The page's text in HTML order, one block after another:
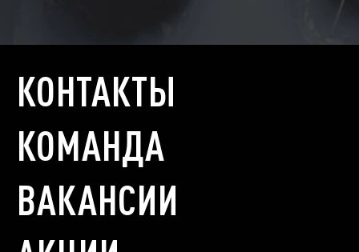
КОНТАКТЫ
КОМАНДА
ВАКАНСИИ